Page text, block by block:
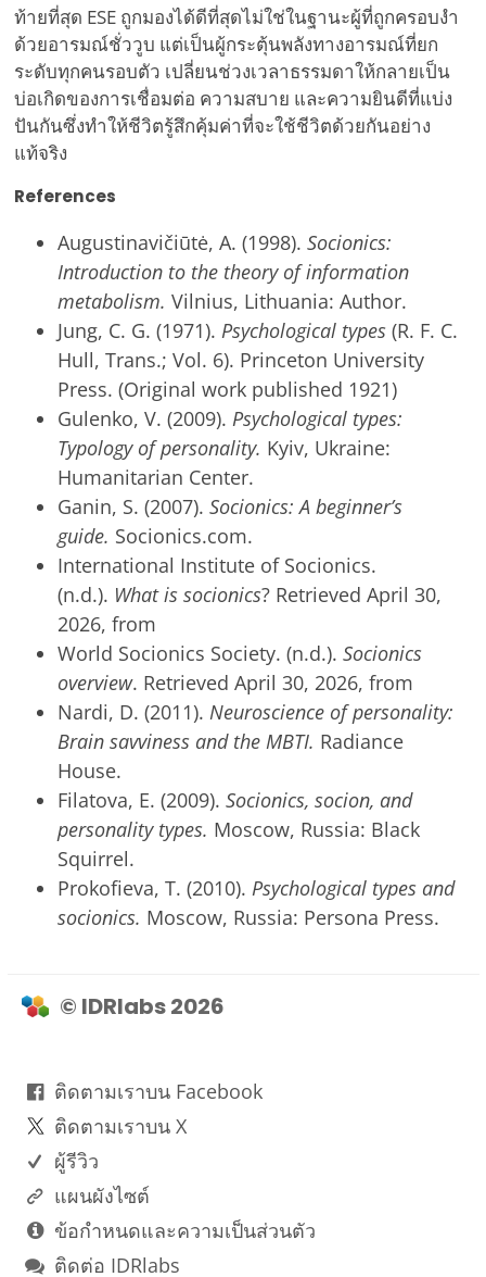
ท้ายที่สุด ESE ถูกมองได้ดีที่สุดไม่ใช่ในฐานะผู้ที่ถูกครอบงำ
ด้วยอารมณ์ชั่ววูบ แต่เป็นผู้กระตุ้นพลังทางอารมณ์ที่ยก
ระดับทุกคนรอบตัว เปลี่ยนช่วงเวลาธรรมดาให้กลายเป็น
บ่อเกิดของการเชื่อมต่อ ความสบาย และความยินดีที่แบ่ง
ปันกันซึ่งทำให้ชีวิตรู้สึกคุ้มค่าที่จะใช้ชีวิตด้วยกันอย่าง
แท้จริง
References
Augustinavičiūtė, A. (1998). Socionics:
Introduction to the theory of information
metabolism. Vilnius, Lithuania: Author.
Jung, C. G. (1971). Psychological types (R. F. C.
Hull, Trans.; Vol. 6). Princeton University
Press. (Original work published 1921)
Gulenko, V. (2009). Psychological types:
Typology of personality. Kyiv, Ukraine:
Humanitarian Center.
Ganin, S. (2007). Socionics: A beginner’s
guide. Socionics.com.
International Institute of Socionics.
(n.d.). What is socionics? Retrieved April 30,
2026, from
World Socionics Society. (n.d.). Socionics
overview. Retrieved April 30, 2026, from
Nardi, D. (2011). Neuroscience of personality:
Brain savviness and the MBTI. Radiance
House.
Filatova, E. (2009). Socionics, socion, and
personality types. Moscow, Russia: Black
Squirrel.
Prokofieva, T. (2010). Psychological types and
socionics. Moscow, Russia: Persona Press.
© IDRlabs 2026
ติดตามเราบน Facebook
ติดตามเราบน X
ผู้รีวิว
แผนผังไซต์
ข้อกำหนดและความเป็นส่วนตัว
ติดต่อ IDRlabs